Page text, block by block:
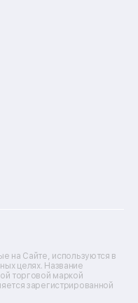
на Сайте, используются в
целях. Название
торговой маркой
зарегистрированной